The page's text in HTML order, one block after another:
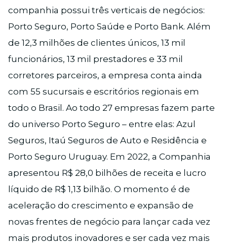
companhia possui três verticais de negócios:
Porto Seguro, Porto Saúde e Porto Bank. Além
de 12,3 milhões de clientes únicos, 13 mil
funcionários, 13 mil prestadores e 33 mil
corretores parceiros, a empresa conta ainda
com 55 sucursais e escritórios regionais em
todo o Brasil. Ao todo 27 empresas fazem parte
do universo Porto Seguro – entre elas: Azul
Seguros, Itaú Seguros de Auto e Residência e
Porto Seguro Uruguay. Em 2022, a Companhia
apresentou R$ 28,0 bilhões de receita e lucro
líquido de R$ 1,13 bilhão. O momento é de
aceleração do crescimento e expansão de
novas frentes de negócio para lançar cada vez
mais produtos inovadores e ser cada vez mais